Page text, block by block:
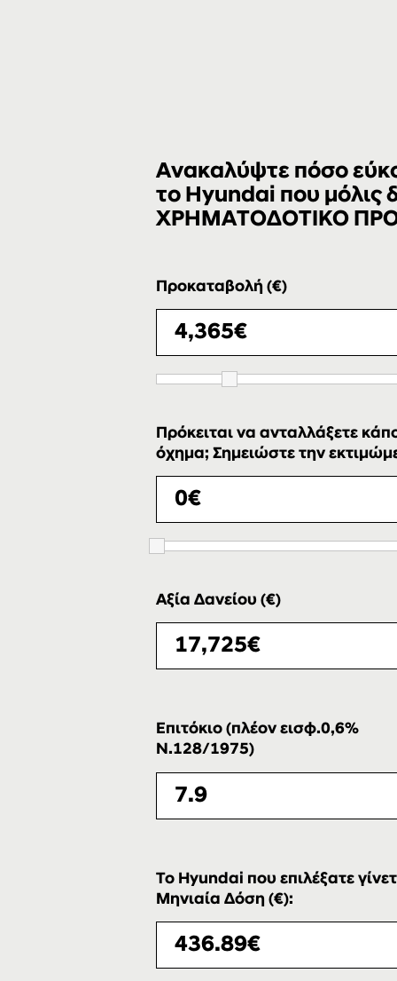
Ανακαλύψτε πόσο
το Hyundai που μόλις
ΧΡΗΜΑΤΟΔΟΤΙΚΟ
Προκαταβολή (€)
Πρόκειται να ανταλλάξετε
όχημα; Σημειώστε την
Αξία Δανείου (€)
Επιτόκιο (πλέον εισφ.0,6%
Ν.128/1975)
Το Hyundai που επιλέξατε
Μηνιαία Δόση (€):